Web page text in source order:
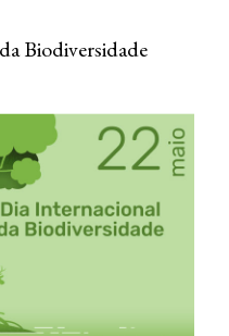
Biodiversidade